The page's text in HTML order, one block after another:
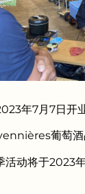
年7月7日开
葡萄酒
动将于2023